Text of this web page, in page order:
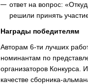
ответ на вопрос:
решили принять
Награды победителям
Авторам 6-ти лучших
номинантам по
организаторов Конкурса.
качестве сборника-